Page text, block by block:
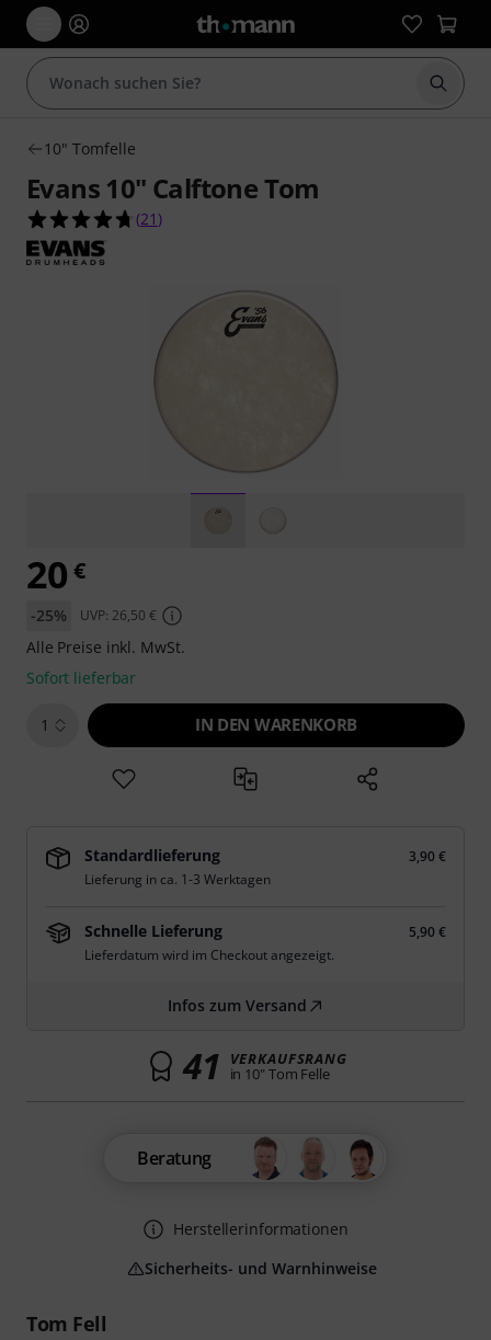
Suche
10" Tomfelle
Evans 10" Calftone Tom
4.7 von 5 Sternen aus 21 Kundenbewertungen
(21 )
Tom Fell
20 €
-25% UVP: 26,50 €
Alle Preise inkl. MwSt.
Sofort lieferbar
1 IN DEN WARENKORB
Standardlieferung
3,90 €
Lieferung in ca. 1-3 Werktagen
Schnelle Lieferung
5,90 €
Lieferdatum wird im Checkout angezeigt.
Infos zum Versand
41 VERKAUFSRANG
in 10" Tom Felle
Beratung
Herstellerinformationen
Sicherheits- und Warnhinweise